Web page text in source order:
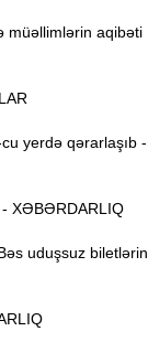
müəllimlərin aqibəti
yerdə qərarlaşıb -
XƏBƏRDARLIQ
uduşsuz biletlərin